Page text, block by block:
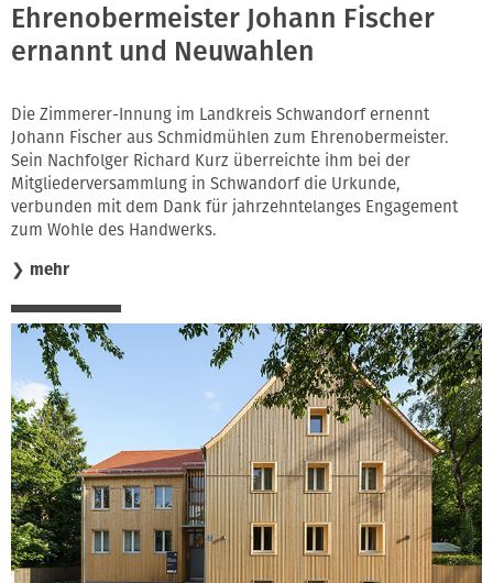
Ehrenobermeister Johann Fischer
ernannt und Neuwahlen
Die Zimmerer-Innung im Landkreis Schwandorf ernennt
Johann Fischer aus Schmidmühlen zum Ehrenobermeister.
Sein Nachfolger Richard Kurz überreichte ihm bei der
Mitgliederversammlung in Schwandorf die Urkunde,
verbunden mit dem Dank für jahrzehntelanges Engagement
zum Wohle des Handwerks.
❯ mehr